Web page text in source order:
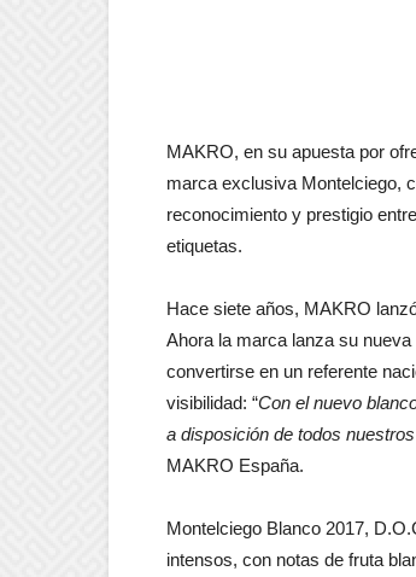
MAKRO, en su apuesta por
marca exclusiva Montelciego,
reconocimiento y prestigio
etiquetas.
Hace siete años, MAKRO
Ahora la marca lanza su
convertirse en un referente
visibilidad: “Con el nuevo
a disposición de todos
MAKRO España.
Montelciego Blanco 2017,
intensos, con notas de fruta